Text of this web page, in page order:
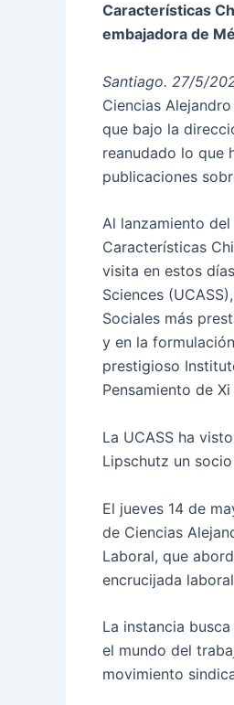
Características
embajadora de
Santiago. 27/5/
Ciencias
que bajo la
reanudado lo que
publicaciones
Al lanzamiento
Características
visita en estos
Sciences
Sociales más
y en la
prestigioso
Pensamiento de
La UCASS ha
Lipschutz un
El jueves 14 de
de Ciencias
Laboral, que
encrucijada laboral
La instancia
el mundo del
movimiento